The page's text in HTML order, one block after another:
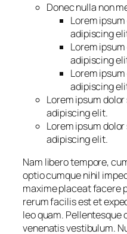
Donec nulla non
Lorem
adipiscing
Lorem
adipiscing
Lorem
adipiscing
Lorem ipsum
adipiscing elit.
Lorem ipsum
adipiscing elit.
Nam libero tempore,
optio cumque nihil
maxime placeat facere
rerum facilis est et
leo quam. Pellentesque
venenatis vestibulum.